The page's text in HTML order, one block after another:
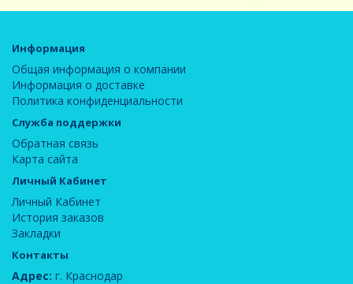
Информация
Общая информация о компании
Информация о доставке
Политика конфиденциальности
Служба поддержки
Обратная связь
Карта сайта
Личный Кабинет
Личный Кабинет
История заказов
Закладки
Контакты
Адрес: г. Краснодар